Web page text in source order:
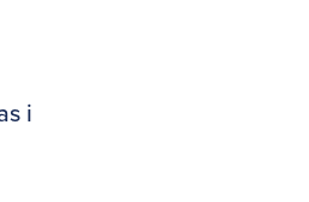
i